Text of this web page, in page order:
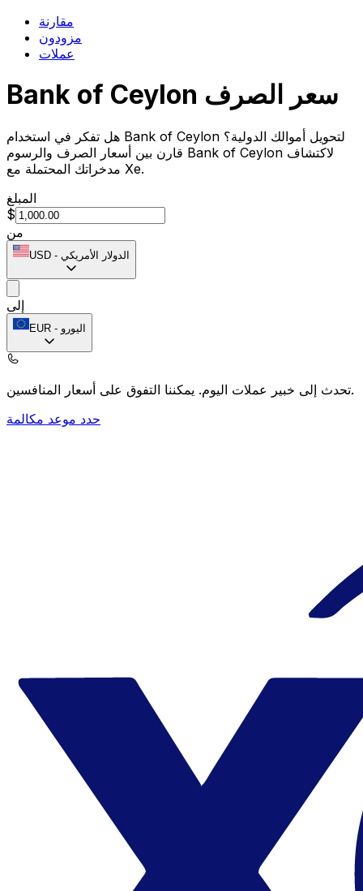
مقارنة
مزودون
عملات
Bank of Ceylon سعر الصرف
هل تفكر في استخدام Bank of Ceylon لتحويل أموالك الدولية؟
قارن بين أسعار الصرف والرسوم Bank of Ceylon لاكتشاف
مدخراتك المحتملة مع Xe.
المبلغ
$
من
USD - الدولار الأمريكي
إلى
EUR - اليورو
تحدث إلى خبير عملات اليوم.يمكننا التفوق على أسعار المنافسين.
حدد موعد مكالمة